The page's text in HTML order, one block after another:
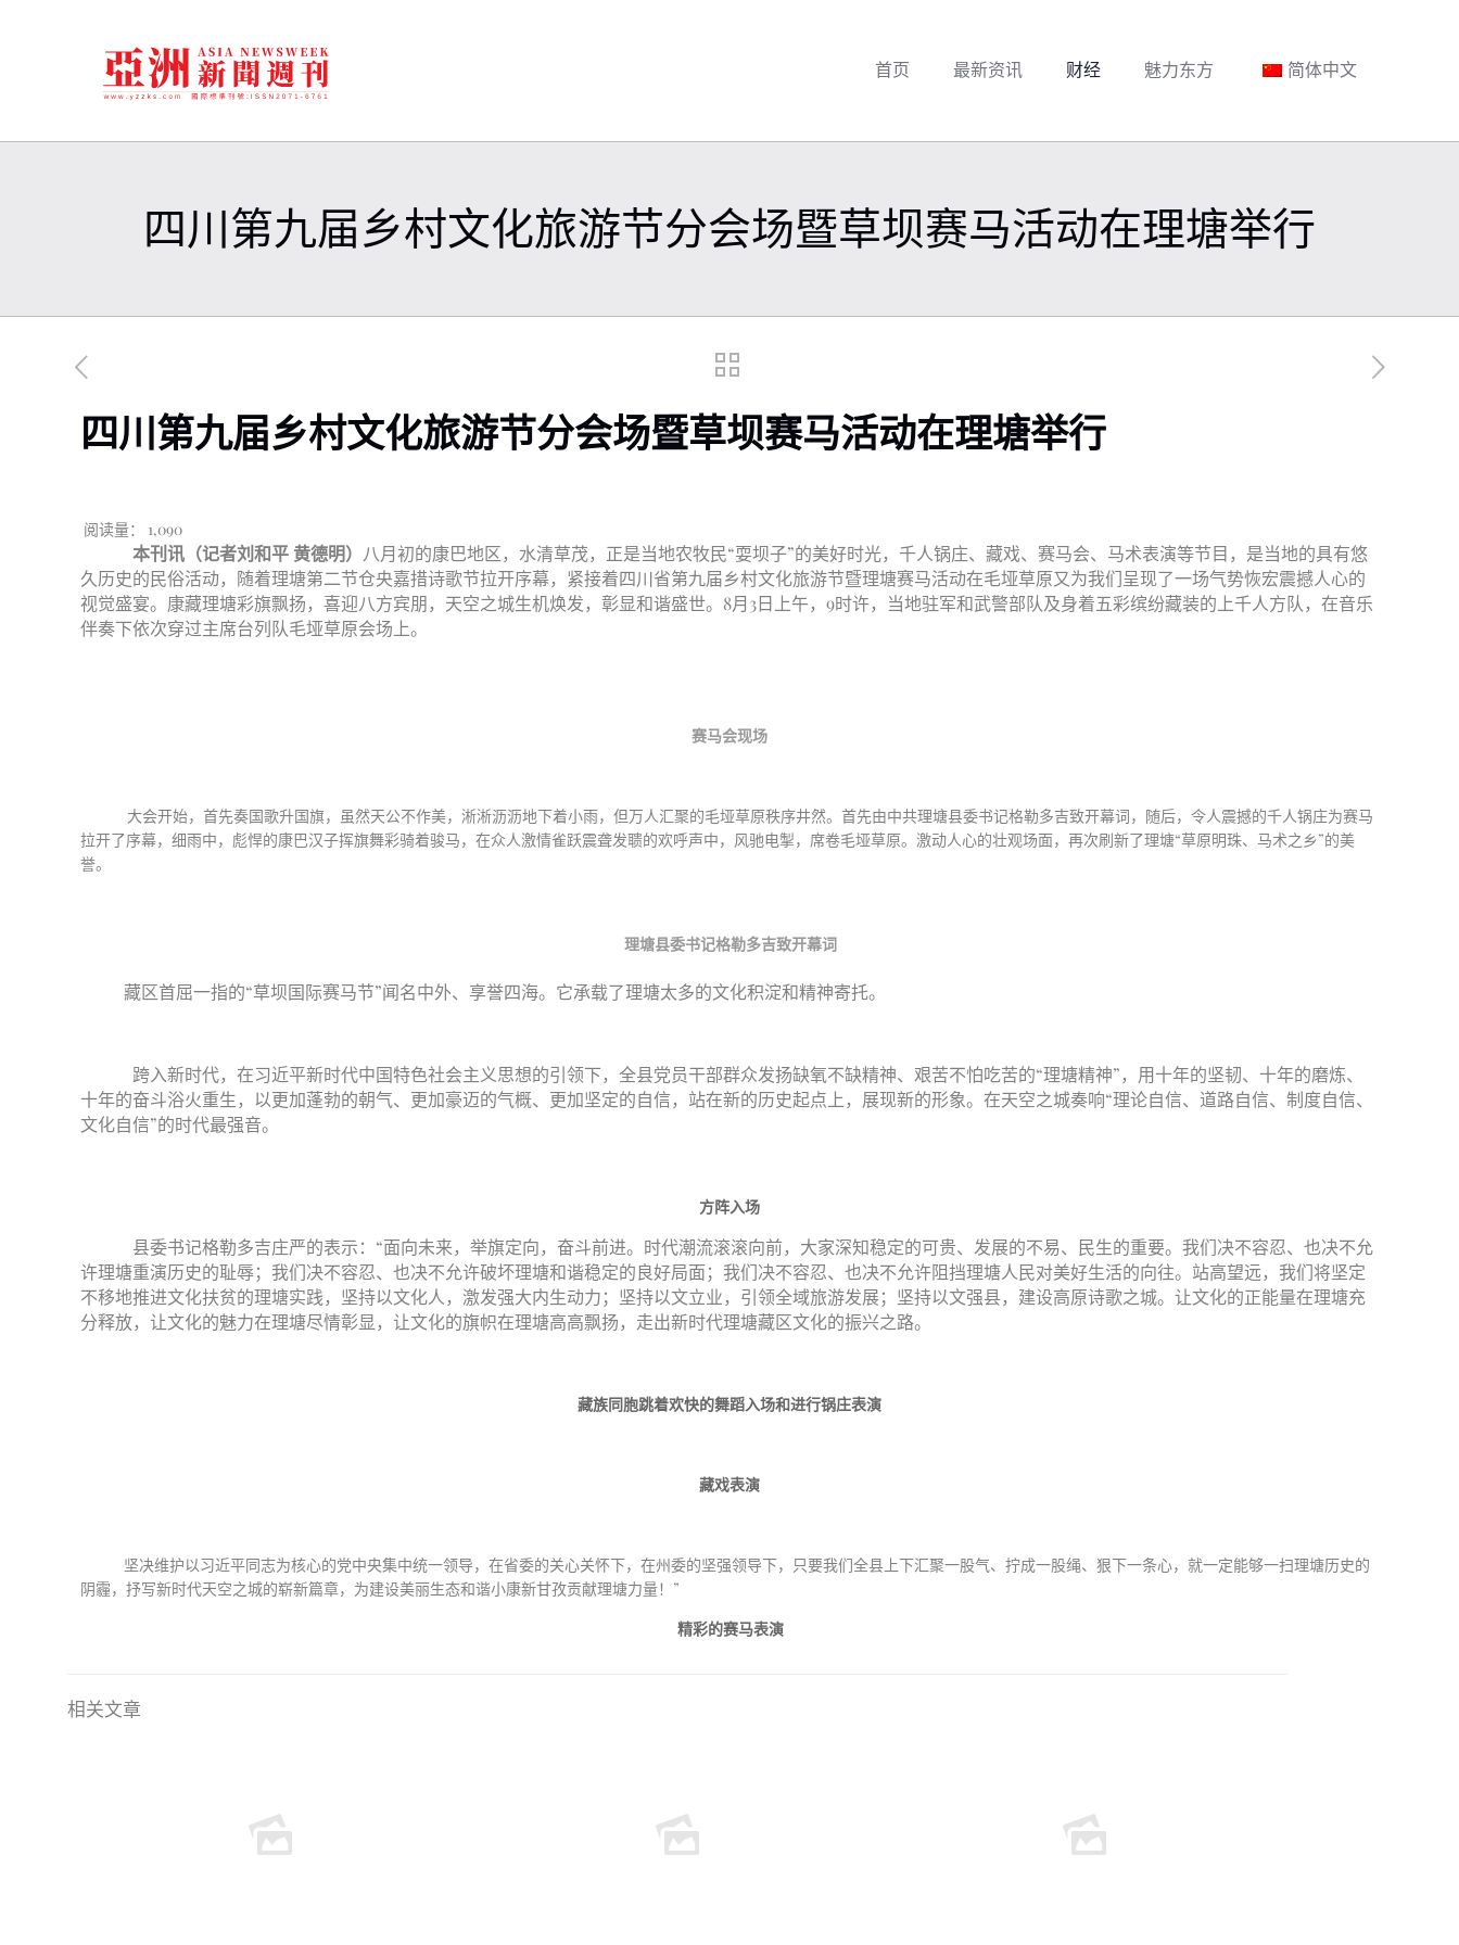
首页 最新资讯 财经 魅力东方 简体中文
四川第九届乡村文化旅游节分会场暨草坝赛马活动在理塘举行
四川第九届乡村文化旅游节分会场暨草坝赛马活动在理塘举行
阅读量： 1,090
本刊讯（记者刘和平 黄德明） 八月初的康巴地区，水清草茂，正是当地农牧民“耍坝子”的美好时光，千人锅庄、藏戏、赛马会、马术表演等节目，是当地的具有悠
久历史的民俗活动，随着理塘第二节仓央嘉措诗歌节拉开序幕，紧接着四川省第九届乡村文化旅游节暨理塘赛马活动在毛垭草原又为我们呈现了一场气势恢宏震撼人心的
视觉盛宴。康藏理塘彩旗飘扬，喜迎八方宾朋，天空之城生机焕发，彰显和谐盛世。8月3日上午，9时许，当地驻军和武警部队及身着五彩缤纷藏装的上千人方队，在音乐
伴奏下依次穿过主席台列队毛垭草原会场上。
赛马会现场
大会开始，首先奏国歌升国旗，虽然天公不作美，淅淅沥沥地下着小雨，但万人汇聚的毛垭草原秩序井然。首先由中共理塘县委书记格勒多吉致开幕词，随后，令人震撼的千人锅庄为赛马
拉开了序幕，细雨中，彪悍的康巴汉子挥旗舞彩骑着骏马，在众人激情雀跃震聋发聩的欢呼声中，风驰电掣，席卷毛垭草原。激动人心的壮观场面，再次刷新了理塘“草原明珠、马术之乡”的美
誉。
理塘县委书记格勒多吉致开幕词
藏区首屈一指的“草坝国际赛马节”闻名中外、享誉四海。它承载了理塘太多的文化积淀和精神寄托。
跨入新时代，在习近平新时代中国特色社会主义思想的引领下，全县党员干部群众发扬缺氧不缺精神、艰苦不怕吃苦的“理塘精神”，用十年的坚韧、十年的磨炼、
十年的奋斗浴火重生，以更加蓬勃的朝气、更加豪迈的气概、更加坚定的自信，站在新的历史起点上，展现新的形象。在天空之城奏响“理论自信、道路自信、制度自信、
文化自信”的时代最强音。
方阵入场
县委书记格勒多吉庄严的表示：“面向未来，举旗定向，奋斗前进。时代潮流滚滚向前，大家深知稳定的可贵、发展的不易、民生的重要。我们决不容忍、也决不允
许理塘重演历史的耻辱；我们决不容忍、也决不允许破坏理塘和谐稳定的良好局面；我们决不容忍、也决不允许阻挡理塘人民对美好生活的向往。站高望远，我们将坚定
不移地推进文化扶贫的理塘实践，坚持以文化人，激发强大内生动力；坚持以文立业，引领全域旅游发展；坚持以文强县，建设高原诗歌之城。让文化的正能量在理塘充
分释放，让文化的魅力在理塘尽情彰显，让文化的旗帜在理塘高高飘扬，走出新时代理塘藏区文化的振兴之路。
藏族同胞跳着欢快的舞蹈入场和进行锅庄表演
藏戏表演
坚决维护以习近平同志为核心的党中央集中统一领导，在省委的关心关怀下，在州委的坚强领导下，只要我们全县上下汇聚一股气、拧成一股绳、狠下一条心，就一定能够一扫理塘历史的
阴霾，抒写新时代天空之城的崭新篇章，为建设美丽生态和谐小康新甘孜贡献理塘力量！”
精彩的赛马表演
相关文章